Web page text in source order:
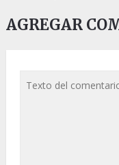
AGREGAR